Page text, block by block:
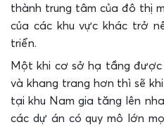
thành trung tâm của đô thị
của các khu vực khác trở
triển.
Một khi cơ sở hạ tầng được
và khang trang hơn thì sẽ
tại khu Nam gia tăng lên
các dự án có quy mô lớn